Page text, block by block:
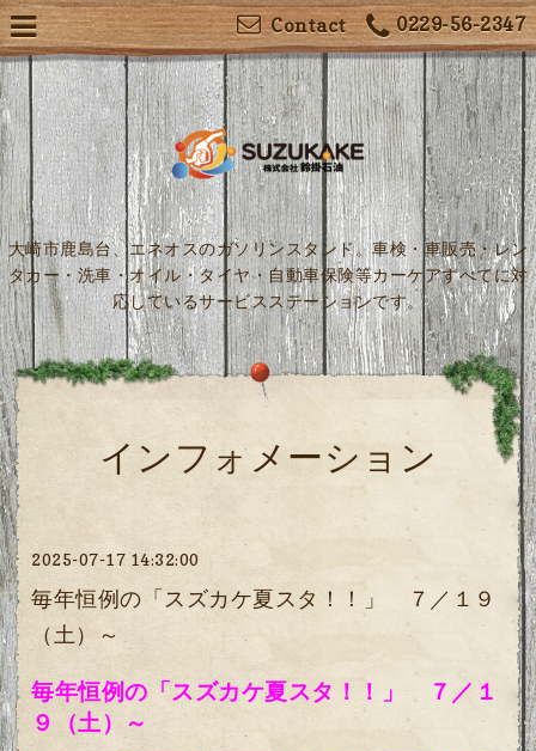
0229-56-2347
Contact
大崎市鹿島台、エネオスのガソリンスタンド。車検・車販売・レン
タカー・洗車・オイル・タイヤ・自動車保険等カーケアすべてに対
応しているサービスステーションです。
インフォメーション
2025-07-17 14:32:00
毎年恒例の「スズカケ夏スタ！！」 ７／１９
（土）～
毎年恒例の「スズカケ夏スタ！！」 ７／１
９（土）～